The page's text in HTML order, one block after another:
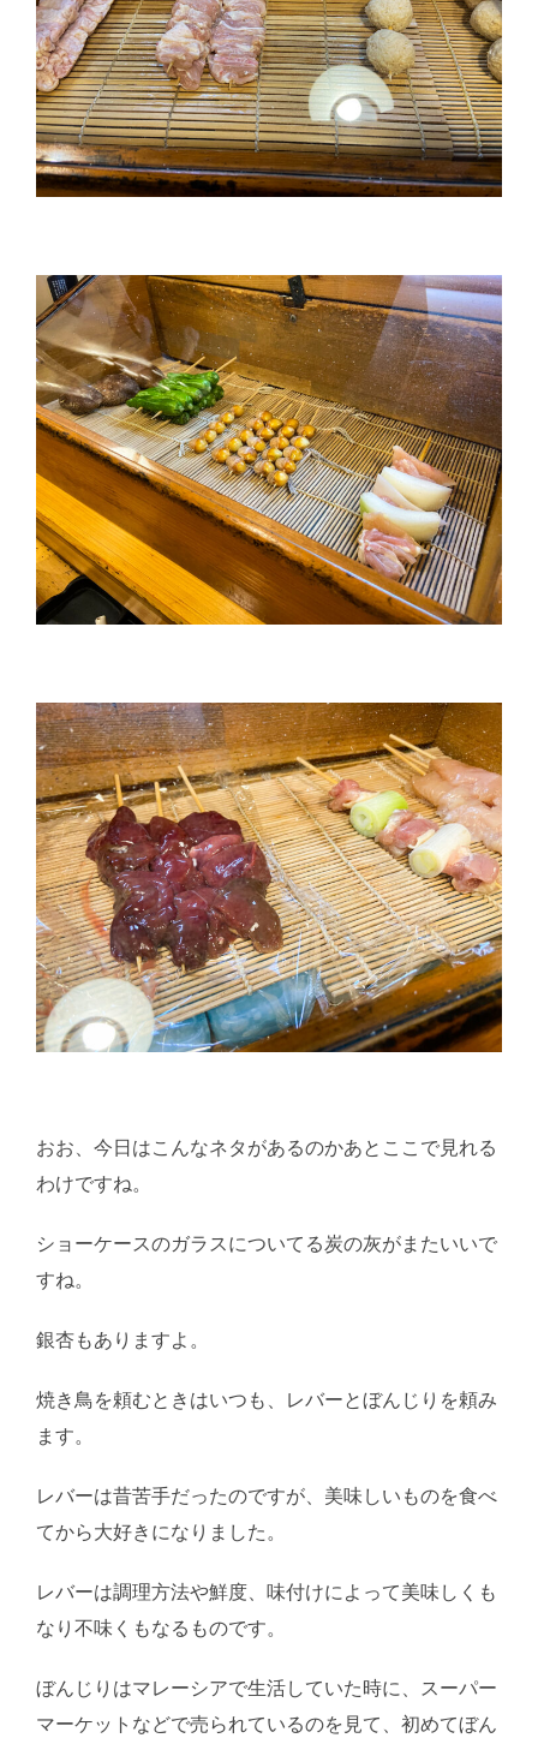
おお、今日はこんなネタがあるのかあとここで見れる
わけですね。
ショーケースのガラスについてる炭の灰がまたいいで
すね。
銀杏もありますよ。
焼き鳥を頼むときはいつも、レバーとぼんじりを頼み
ます。
レバーは昔苦手だったのですが、美味しいものを食べ
てから大好きになりました。
レバーは調理方法や鮮度、味付けによって美味しくも
なり不味くもなるものです。
ぼんじりはマレーシアで生活していた時に、スーパー
マーケットなどで売られているのを見て、初めてぼん